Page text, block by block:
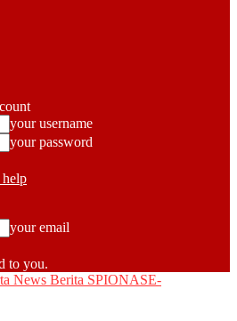
your username
your password
your email
to you.
SPIONASE-